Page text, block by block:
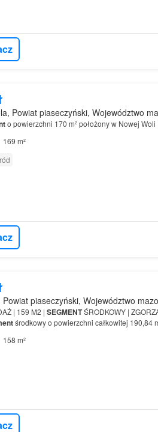
Powiat piaseczyński, Województwo
o powierzchni 170 m² położony w Nowej Woli
169 m²
piaseczyński, Województwo
| 159 M2 | SEGMENTŚRODKOWY |
środkowy o powierzchni całkowitej 190,84
1 Gb/s- instalacja tv kablowej- antena
158 m²